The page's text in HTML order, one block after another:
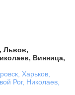
Львов,
Винница,
Харьков,
Рог, Николаев,